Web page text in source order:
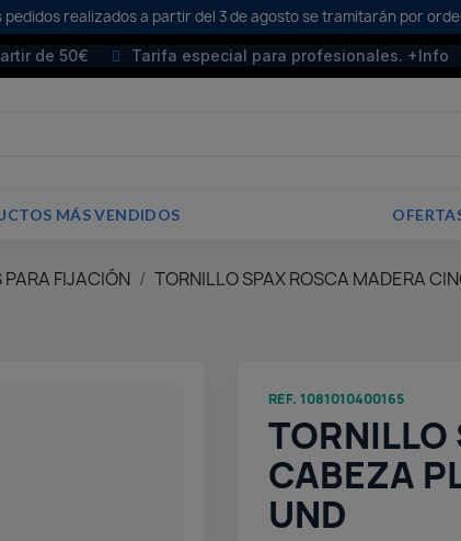
realizados a partir del 3 de agosto se tramitarán por
de 50€ Tarifa especial para profesionales. +Info
MÁS VENDIDOS
FIJACIÓN TORNILLO SPAX ROSCA MADERA
REF. 1081010400165
CABEZA
UND